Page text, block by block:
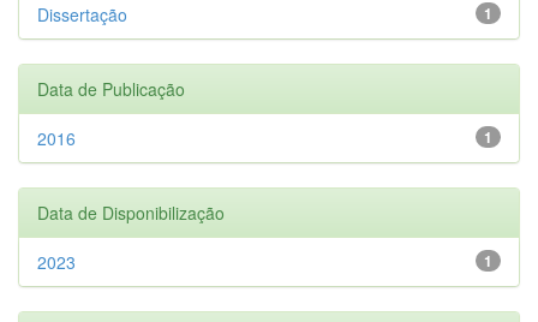
1
Dissertação
Data de Publicação
1
2016
Data de Disponibilização
1
2023